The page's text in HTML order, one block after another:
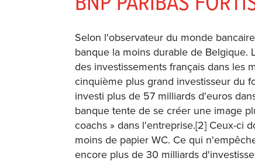
Selon l'observateur du monde
banque la moins durable de Belgique.
des investissements français dans les
cinquième plus grand investisseur du
investi plus de 57 milliards d'euros
banque tente de se créer une image
coachs » dans l'entreprise.[2] Ceux-ci
moins de papier WC. Ce qui
encore plus de 30 milliards